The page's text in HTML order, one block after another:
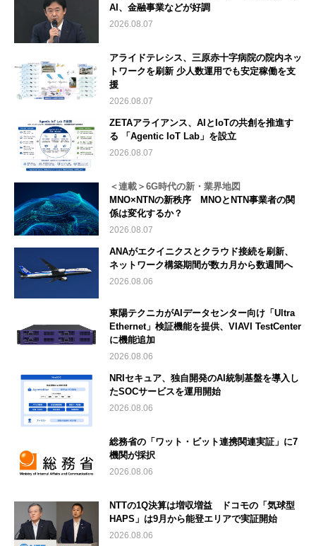
AI、金融事業などが好調
2026.08.07
アライドテレシス、三原赤十字病院の院内ネッ
トワークを刷新 少人数運用でも安定稼働を支
援
2026.08.07
ZETAアライアンス、AIとIoTの共創を推進す
る 「Agentic IoT Lab」を設立
2026.08.07
＜連載＞6G時代の新・業界地図
MNO×NTNの新秩序 MNOとNTN事業者の関
係は変化するか？
2026.08.07
ANAがエクイニクスとクラウド接続を刷新、
ネットワーク構築期間が数カ月から数週間へ
2026.08.06
東陽テクニカがAIデータセンター向け「Ultra
Ethernet」検証機能を提供、VIAVI TestCenter
に機能追加
2026.08.06
NRIセキュア、独自開発のAI統制基盤を導入し
たSOCサービスを運用開始
2026.08.06
総務省の「ワット・ビット連携関連実証」に7
機関が採択
2026.08.06
NTTの1Q決算は増収増益 ドコモの「気球型
HAPS」は9月から能登エリアで実証開始
2026.08.06